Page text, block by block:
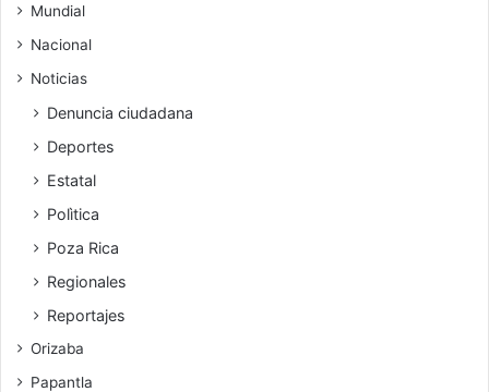
Mundial
Nacional
Noticias
Denuncia ciudadana
Deportes
Estatal
Polìtica
Poza Rica
Regionales
Reportajes
Orizaba
Papantla